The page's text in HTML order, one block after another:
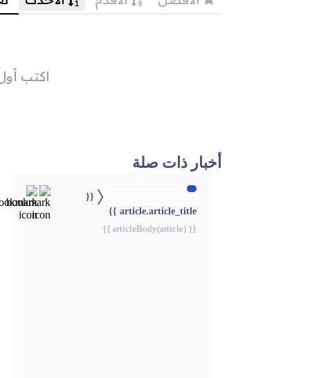
أخبار ذات صلة
{{
article.article_title }}
{{ articleBody(article) }}